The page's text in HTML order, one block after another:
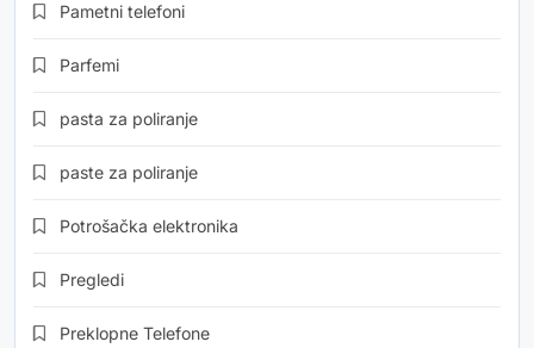
Pametni telefoni
Parfemi
pasta za poliranje
paste za poliranje
Potrošačka elektronika
Pregledi
Preklopne Telefone